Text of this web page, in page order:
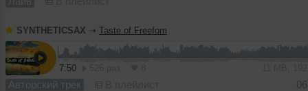
SYNTHETICSAX ➝ Taste of Freefom
7:50
Авторский трек